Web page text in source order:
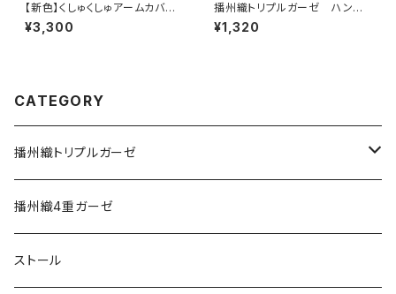
【新色】くしゅくしゅアームカバ
ー タンポポ
¥3,300
播州織トリプルガーゼ ハンド
タオル
¥1,320
CATEGORY
播州織トリプルガーゼ
エプロン
タオル
播州織4重ガーゼ
ストール